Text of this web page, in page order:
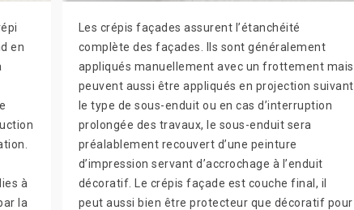
en
à
la
Les crépis façades assurent l’étanchéité
complète des façades. Ils sont généralement
appliqués manuellement avec un frottement mais
peuvent aussi être appliqués en projection suivant
le type de sous-enduit ou en cas d’interruption
prolongée des travaux, le sous-enduit sera
préalablement recouvert d’une peinture
d’impression servant d’accrochage à l’enduit
décoratif. Le crépis façade est couche final, il
peut aussi bien être protecteur que décoratif pour